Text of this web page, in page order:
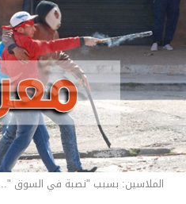
الملاسين: بسبب "نصبة في السوق